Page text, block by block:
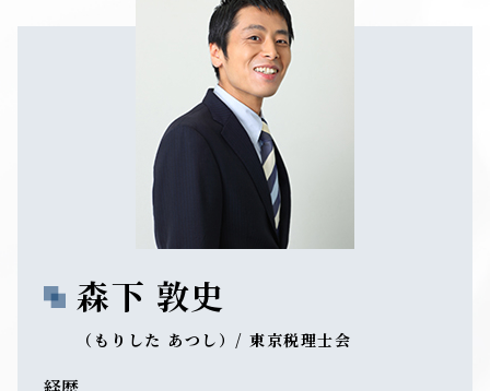
森下 敦史
（もりした あつし）/ 東京税理士会